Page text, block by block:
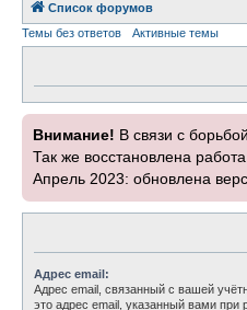
Список форумов
Темы без ответов
Активные темы
Внимание! В связи с
Так же восстановлена
Апрель 2023: обновлена
Адрес email:
Адрес email, связанный с вашей
это адрес email, указанный вами при